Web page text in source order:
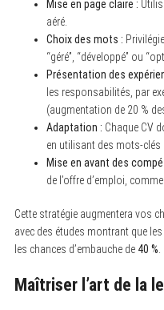
Mise en page claire :
aéré.
Choix des mots :
“géré”, “développé” ou
Présentation des
les responsabilités, par
(augmentation de 20 %
Adaptation : Chaque CV
en utilisant des mots-clés
Mise en avant des
de l’offre d’emploi,
Cette stratégie augmentera vos
avec des études montrant que
les chances d’embauche de 40 %
Maîtriser l’art de la